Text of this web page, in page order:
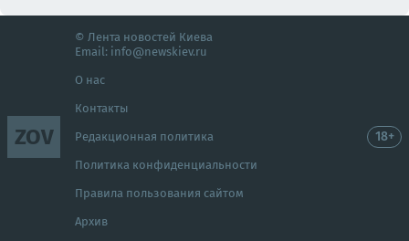
ZOV
© Лента новостей Киева
Email: info@newskiev.ru
О нас
Контакты
Редакционная политика
Политика конфиденциальности
Правила пользования сайтом
Архив
18+